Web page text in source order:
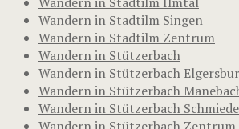
Wandern in Stadtilm Singen
Wandern in Stadtilm Zentrum
Wandern in Stützerbach
Wandern in Stützerbach
Wandern in Stützerbach
Wandern in Stützerbach